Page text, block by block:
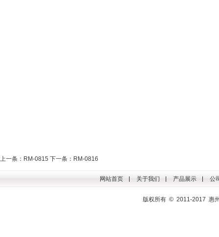
上一条：RM-0815 下一条：RM-0816
网站首页 关于我们 产品展示 公
版权所有 © 2011-2017 惠